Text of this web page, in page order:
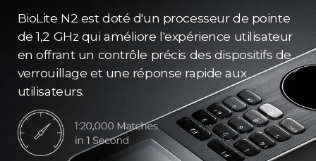
BioLite N2 est doté d'un processeur de pointe
de 1,2 GHz qui améliore l'expérience utilisateur
en offrant un contrôle précis des dispositifs de
verrouillage et une réponse rapide aux
utilisateurs.